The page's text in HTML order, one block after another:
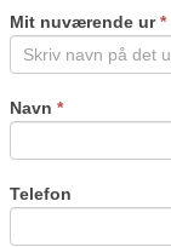
Mit nuværende ur*
Navn *
Telefon
blank.